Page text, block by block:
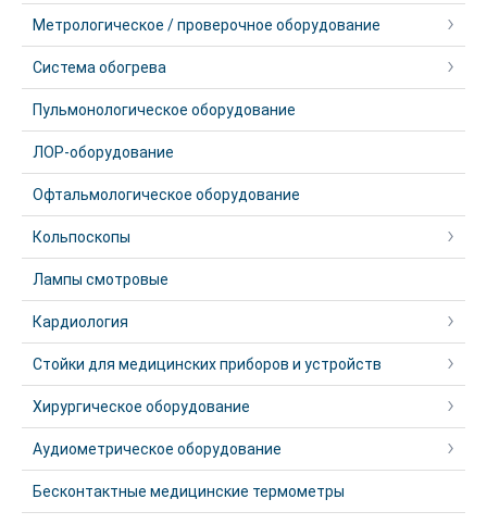
Метрологическое / проверочное оборудование
Система обогрева
Пульмонологическое оборудование
ЛОР-оборудование
Офтальмологическое оборудование
Кольпоскопы
Лампы смотровые
Кардиология
Стойки для медицинских приборов и устройств
Хирургическое оборудование
Аудиометрическое оборудование
Бесконтактные медицинские термометры